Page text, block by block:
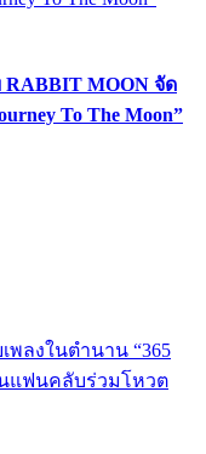
MOON จัด
To The Moon”